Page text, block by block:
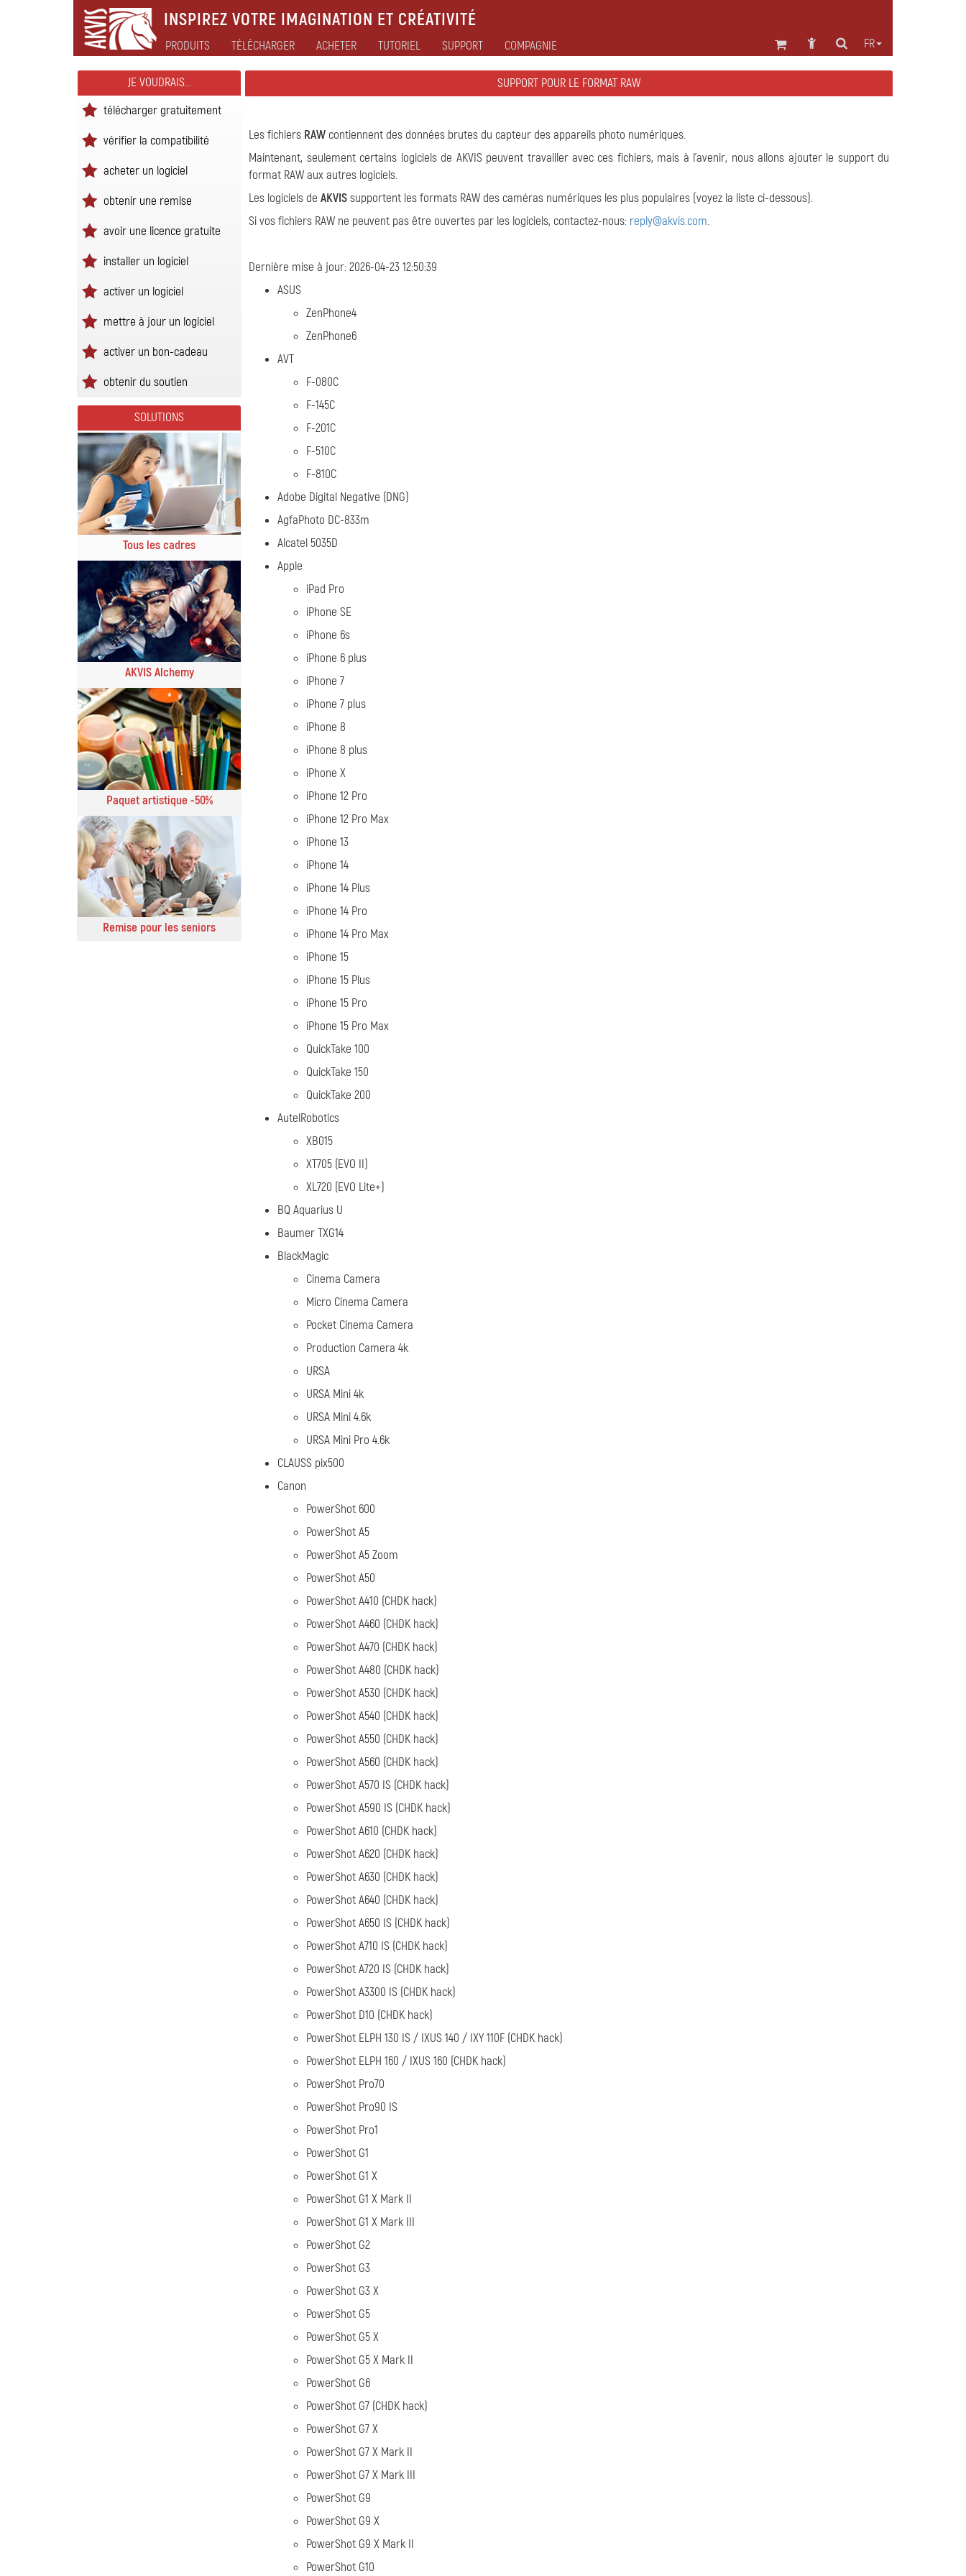
INSPIREZ VOTRE IMAGINATION ET CRÉATIVITÉ
FR
PRODUITS TÉLÉCHARGER ACHETER TUTORIEL SUPPORT COMPAGNIE
JE VOUDRAIS...
télécharger gratuitement
vérifier la compatibilité
acheter un logiciel
obtenir une remise
avoir une licence gratuite
installer un logiciel
activer un logiciel
mettre à jour un logiciel
activer un bon-cadeau
obtenir du soutien
SOLUTIONS
Tous les cadres
AKVIS Alchemy
Paquet artistique -50%
Remise pour les seniors
SUPPORT POUR LE FORMAT RAW
Les fichiers RAW contiennent des données brutes du capteur des appareils photo numériques.
Maintenant, seulement certains logiciels de AKVIS peuvent travailler avec ces fichiers, mais à l'avenir, nous allons ajouter le support du
format RAW aux autres logiciels.
Les logiciels deAKVISsupportent les formats RAW des caméras numériques les plus populaires (voyez la liste ci-dessous).
Si vos fichiers RAW ne peuvent pas être ouvertes par les logiciels, contactez-nous: reply@akvis.com.
Dernière mise à jour: 2026-04-23 12:50:39
ASUS
ZenPhone4
ZenPhone6
AVT
F-080C
F-145C
F-201C
F-510C
F-810C
Adobe Digital Negative (DNG)
AgfaPhoto DC-833m
Alcatel 5035D
Apple
iPad Pro
iPhone SE
iPhone 6s
iPhone 6 plus
iPhone 7
iPhone 7 plus
iPhone 8
iPhone 8 plus
iPhone X
iPhone 12 Pro
iPhone 12 Pro Max
iPhone 13
iPhone 14
iPhone 14 Plus
iPhone 14 Pro
iPhone 14 Pro Max
iPhone 15
iPhone 15 Plus
iPhone 15 Pro
iPhone 15 Pro Max
QuickTake 100
QuickTake 150
QuickTake 200
AutelRobotics
XB015
XT705 (EVO II)
XL720 (EVO Lite+)
BQ Aquarius U
Baumer TXG14
BlackMagic
Cinema Camera
Micro Cinema Camera
Pocket Cinema Camera
Production Camera 4k
URSA
URSA Mini 4k
URSA Mini 4.6k
URSA Mini Pro 4.6k
CLAUSS pix500
Canon
PowerShot 600
PowerShot A5
PowerShot A5 Zoom
PowerShot A50
PowerShot A410 (CHDK hack)
PowerShot A460 (CHDK hack)
PowerShot A470 (CHDK hack)
PowerShot A480 (CHDK hack)
PowerShot A530 (CHDK hack)
PowerShot A540 (CHDK hack)
PowerShot A550 (CHDK hack)
PowerShot A560 (CHDK hack)
PowerShot A570 IS (CHDK hack)
PowerShot A590 IS (CHDK hack)
PowerShot A610 (CHDK hack)
PowerShot A620 (CHDK hack)
PowerShot A630 (CHDK hack)
PowerShot A640 (CHDK hack)
PowerShot A650 IS (CHDK hack)
PowerShot A710 IS (CHDK hack)
PowerShot A720 IS (CHDK hack)
PowerShot A3300 IS (CHDK hack)
PowerShot D10 (CHDK hack)
PowerShot ELPH 130 IS / IXUS 140 / IXY 110F (CHDK hack)
PowerShot ELPH 160 / IXUS 160 (CHDK hack)
PowerShot Pro70
PowerShot Pro90 IS
PowerShot Pro1
PowerShot G1
PowerShot G1 X
PowerShot G1 X Mark II
PowerShot G1 X Mark III
PowerShot G2
PowerShot G3
PowerShot G3 X
PowerShot G5
PowerShot G5 X
PowerShot G5 X Mark II
PowerShot G6
PowerShot G7 (CHDK hack)
PowerShot G7 X
PowerShot G7 X Mark II
PowerShot G7 X Mark III
PowerShot G9
PowerShot G9 X
PowerShot G9 X Mark II
PowerShot G10